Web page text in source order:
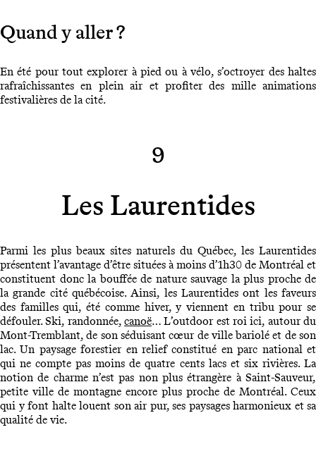
Quand y aller ?
En été pour tout explorer à pied ou à vélo, s’octroyer des haltes
rafraîchissantes en plein air et profiter des mille animations
festivalières de la cité.
9
Les Laurentides
Parmi les plus beaux sites naturels du Québec, les Laurentides
présentent l’avantage d’être situées à moins d’1h30 de Montréal et
constituent donc la bouffée de nature sauvage la plus proche de
la grande cité québécoise. Ainsi, les Laurentides ont les faveurs
des familles qui, été comme hiver, y viennent en tribu pour se
défouler. Ski, randonnée, canoë… L’outdoor est roi ici, autour du
Mont-Tremblant, de son séduisant cœur de ville bariolé et de son
lac. Un paysage forestier en relief constitué en parc national et
qui ne compte pas moins de quatre cents lacs et six rivières. La
notion de charme n’est pas non plus étrangère à Saint-Sauveur,
petite ville de montagne encore plus proche de Montréal. Ceux
qui y font halte louent son air pur, ses paysages harmonieux et sa
qualité de vie.